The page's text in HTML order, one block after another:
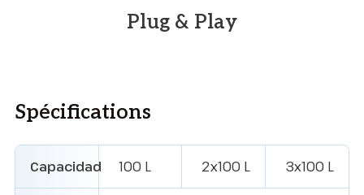
Plug & Play
Spécifications
Capacidad 100 L 2x100 L 3x100 L